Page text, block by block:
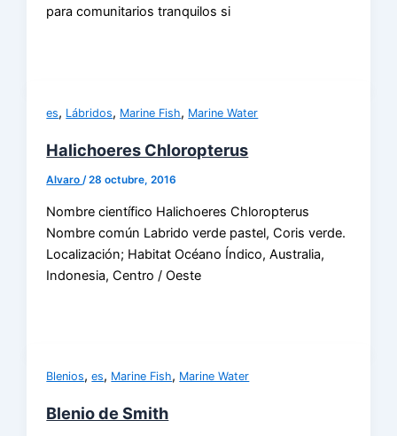
para comunitarios tranquilos si
es, Lábridos, Marine Fish, Marine Water
Halichoeres Chloropterus
Alvaro/28 octubre, 2016
Nombre científico Halichoeres Chloropterus
Nombre común Labrido verde pastel, Coris verde.
Localización; Habitat Océano Índico, Australia,
Indonesia, Centro / Oeste
Blenios,es, Marine Fish, Marine Water
Blenio de Smith